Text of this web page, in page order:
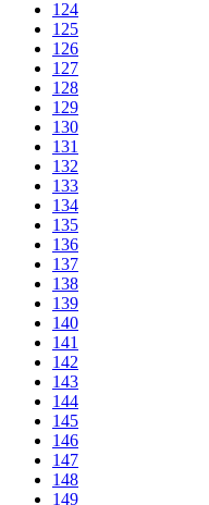
124
125
126
127
128
129
130
131
132
133
134
135
136
137
138
139
140
141
142
143
144
145
146
147
148
149